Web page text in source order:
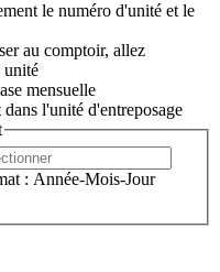
le numéro d'unité et le
au comptoir, allez
unité
mensuelle
l'unité d'entreposage
: Année-Mois-Jour